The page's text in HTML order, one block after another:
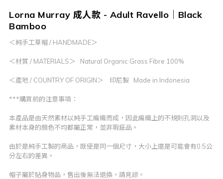
Lorna Murray 成人款 - Adult Ravello｜Black
Bamboo
＜純手工草帽 / HANDMADE＞
＜材質 / MATERIALS＞   Natural Organic Grass Fibre 100%
＜產地 / COUNTRY OF ORIGIN＞    印尼製   Made in Indonesia
***購買前的注意事項：
本產品是由天然素材以純手工編織而成，因此編織上的不規則孔洞以及
素材本身的顏色不均都屬正常，並非瑕疵品。
由於是純手工製的商品，既使是同一個尺寸，大小上還是可能會有0.5公
分左右的差異。
帽子屬於貼身物品，售出後無法退換，請見諒。